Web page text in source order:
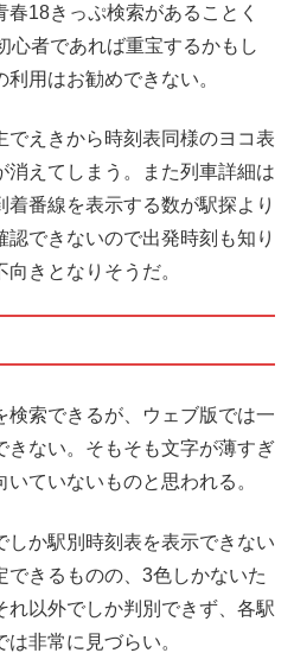
18きっぷ検索があることく
心者であれば重宝するかもし
用はお勧めできない。
でえきから時刻表同様のヨコ表
消えてしまう。また列車詳細は
番線を表示する数が駅探より
認できないので出発時刻も知り
きとなりそうだ。
検索できるが、ウェブ版では一
きない。そもそも文字が薄すぎ
ていないものと思われる。
しか駅別時刻表を表示できない
できるものの、3色しかないた
れ以外でしか判別できず、各駅
非常に見づらい。